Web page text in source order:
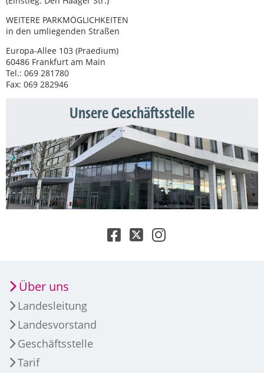
WEITERE PARKMÖGLICHKEITEN
in den umliegenden Straßen
Europa-Allee 103 (Praedium)
60486 Frankfurt am Main
Tel.: 069 281780
Fax: 069 282946
Unsere Geschäftsstelle
Über uns
Landesleitung
Landesvorstand
Geschäftsstelle
Tarif